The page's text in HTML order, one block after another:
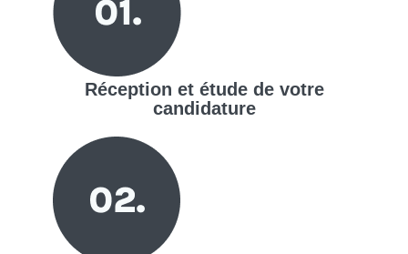
Réception et étude de votre
candidature